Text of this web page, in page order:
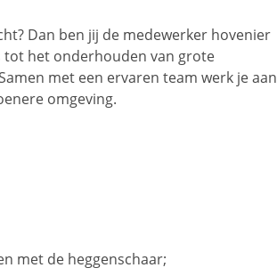
Dan ben jij de medewerker hovenier
tot het onderhouden van grote
met een ervaren team werk je aan
omgeving.
met de heggenschaar;